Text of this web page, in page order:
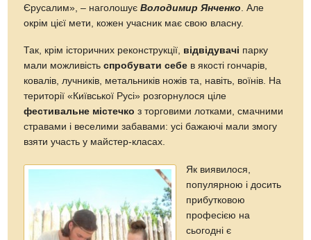
Єрусалим», – наголошуєВолодимир Янченко . Але
окрім цієї мети, кожен учасник має свою власну.
Так, крім історичних реконструкції, відвідувачі парку
мали можливістьспробувати себе в якості гончарів,
ковалів, лучників, метальників ножів та, навіть, воїнів. На
території «Київської Русі» розгорнулося ціле
фестивальне містечко з торговими лотками, смачними
стравами і веселими забавами: усі бажаючі мали змогу
взяти участь у майстер-класах.
Як виявилося,
популярною і досить
прибутковою
професією на
сьогодні є